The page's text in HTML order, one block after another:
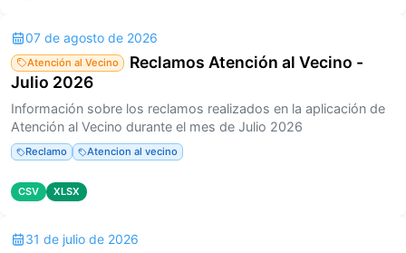
07 de agosto de 2026
Atención al Vecino
Reclamos Atención al Vecino -
Julio 2026
Información sobre los reclamos realizados en la aplicación de
Atención al Vecino durante el mes de Julio 2026
Reclamo Atencion al vecino
CSV XLSX
31 de julio de 2026